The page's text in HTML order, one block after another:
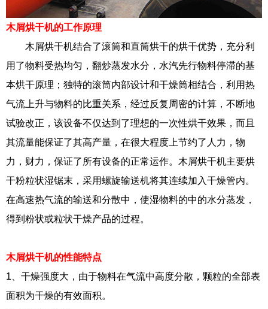
木屑烘干机的工作原理
木屑烘干机结合了滚筒和直筒烘干的烘干优势，充分利
用了物料受热均匀，翻炒蒸发水分，水汽先行物料停滞的基
本烘干原理；独特的滚筒内部设计和干燥筒相结合，利用热
气流上升与物料的比重关系，经过反复周密的计算，不断地
试验改正，该设备不仅达到了理想的一次性烘干效果，而且
其流量能保证了其高产量，在很大程度上节约了人力，物
力，财力，保证了所有设备的正常运作。木屑烘干机主要烘
干粉粒状湿锯末，采用螺旋输送机将其连续加入干燥管内。
在高速热气流的输送和分散中，使湿物料的中的水分蒸发，
得到粉状或粒状干燥产品的过程。
木屑烘干机的性能特点
1、干燥强度大，由于物料在气流中高度分散，颗粒的全部表
面积为干燥的有效面积。